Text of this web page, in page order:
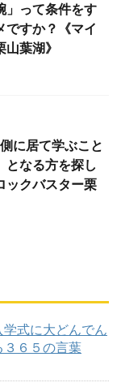
」って条件をす
ですか？《マイ
葉湖》
に居て学ぶこと
となる方を探し
ックバスター栗
学式に大どんでん
６５の言葉